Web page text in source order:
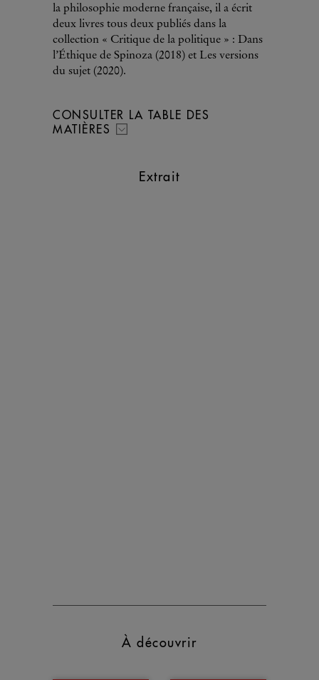
la philosophie moderne française, il a écrit
deux livres tous deux publiés dans la
collection « Critique de la politique » : Dans
l’Éthique de Spinoza (2018) et Les versions
du sujet (2020).
CONSULTER LA TABLE DES
MATIÈRES
Extrait
À découvrir